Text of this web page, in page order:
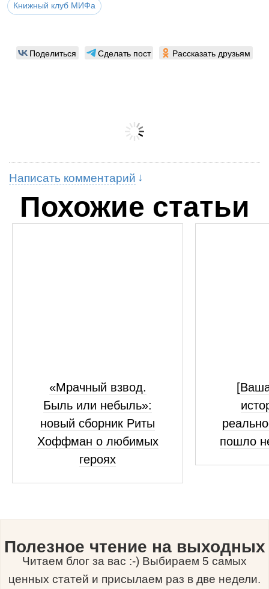
Книжный клуб МИФа
Поделиться Сделать пост Рассказать друзьям
Написать комментарий
Похожие статьи
«Мрачный взвод.
Быль или небыль»:
новый сборник Риты
Хоффман о любимых
героях
пошло
Полезное чтение на выходных
Читаем блог за вас :-) Выбираем 5 самых
ценных статей и присылаем раз в две недели.